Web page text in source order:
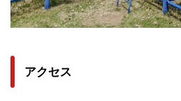
アクセス